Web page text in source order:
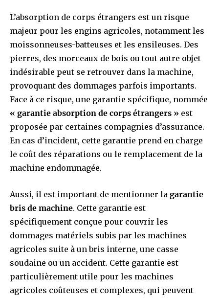
L’absorption de corps étrangers est un risque
majeur pour les engins agricoles, notamment les
moissonneuses-batteuses et les ensileuses. Des
pierres, des morceaux de bois ou tout autre objet
indésirable peut se retrouver dans la machine,
provoquant des dommages parfois importants.
Face à ce risque, une garantie spécifique, nommée
« garantie absorption de corps étrangers » est
proposée par certaines compagnies d’assurance.
En cas d’incident, cette garantie prend en charge
le coût des réparations ou le remplacement de la
machine endommagée.
Aussi, il est important de mentionner la garantie
bris de machine. Cette garantie est
spécifiquement conçue pour couvrir les
dommages matériels subis par les machines
agricoles suite à un bris interne, une casse
soudaine ou un accident. Cette garantie est
particulièrement utile pour les machines
agricoles coûteuses et complexes, qui peuvent